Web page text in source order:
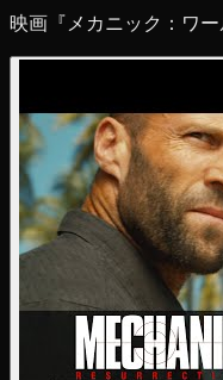
映画『メカニック：ワ